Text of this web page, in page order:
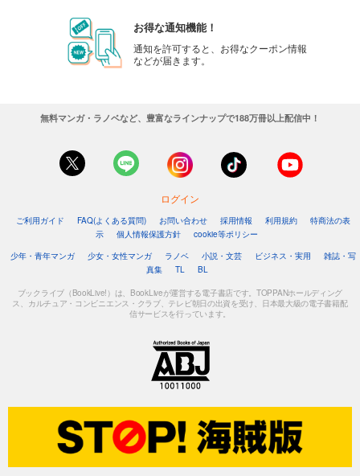
お得な通知機能！
通知を許可すると、お得なクーポン情報
などが届きます。
無料マンガ・ラノベなど、豊富なラインナップで188万冊以上配信中！
ログイン
ご利用ガイド FAQ(よくある質問) お問い合わせ 採用情報 利用規約
特商法の表
示
個人情報保護方針
cookie等ポリシー
少年・青年マンガ
少女・女性マンガ ラノベ 小説・文芸 ビジネス・実用
雑誌・写
真集
TL BL
ブックライブ（BookLive!）は、BookLiveが運営する電子書店です。TOPPANホールディング
ス、カルチュア・コンビニエンス・クラブ、テレビ朝日の出資を受け、日本最大級の電子書籍配
信サービスを行っています。